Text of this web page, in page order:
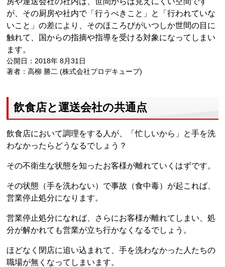
が、その厨房や社内で「行うべきこと」と「行われていな
いこと」の差により、そのほころびがいつしか世間の目に
触れて、国からの指摘や指導を受ける対象になってしまい
ます。
公開日：2018年 8月31日
著者：高柳 勝二 (株式会社プロデキューブ)
飲食店と運送会社の共通点
飲食店において調理をする人が、「忙しいから」と手を洗
わなかったらどうなるでしょう？
その不衛生な状態を知ったお客様が離れていくはずです。
その状態（手を洗わない）で事故（食中毒）が起これば、
営業停止処分になります。
営業停止処分になれば、さらにお客様が離れてしまい、処
分が解かれても営業が立ち行かなくなるでしょう。
ほどなく閉店に追い込まれて、手を洗わなかった人たちの
職場が無くなってしまいます。